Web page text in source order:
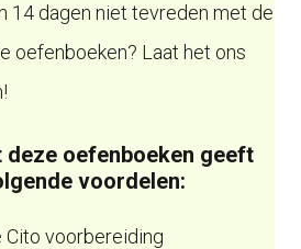
14 dagen niet tevreden met de
oefenboeken? Laat het ons
deze oefenboeken geeft
voordelen:
Cito voorbereiding